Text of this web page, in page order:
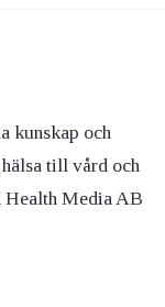
kunskap och
till vård och
Health Media AB